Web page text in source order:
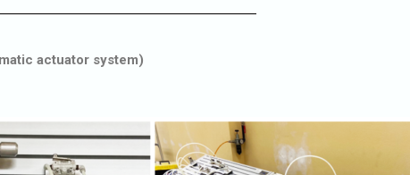
actuator system)